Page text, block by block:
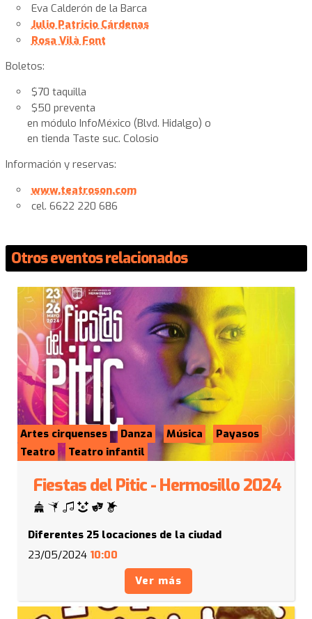
Eva Calderón de la Barca
Julio Patricio Cárdenas
Rosa Vilà Font
Boletos:
$70 taquilla
$50 preventa
en módulo InfoMéxico (Blvd. Hidalgo) o
en tienda Taste suc. Colosio
Información y reservas:
www.teatroson.com
cel. 6622 220 686
Otros eventos relacionados
Artes cirquenses Danza Música
Payasos
Teatro
Teatro infantil
Fiestas del Pitic - Hermosillo 2024
Diferentes 25 locaciones de la ciudad
23/05/2024 10:00
Ver más